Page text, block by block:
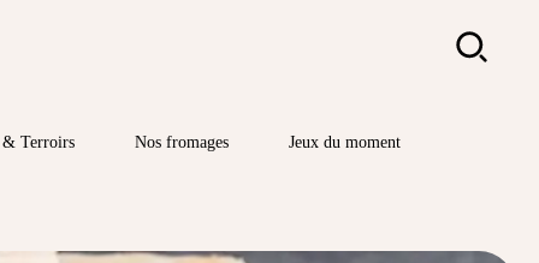
Rechercher
& Terroirs Nos fromages Jeux du moment